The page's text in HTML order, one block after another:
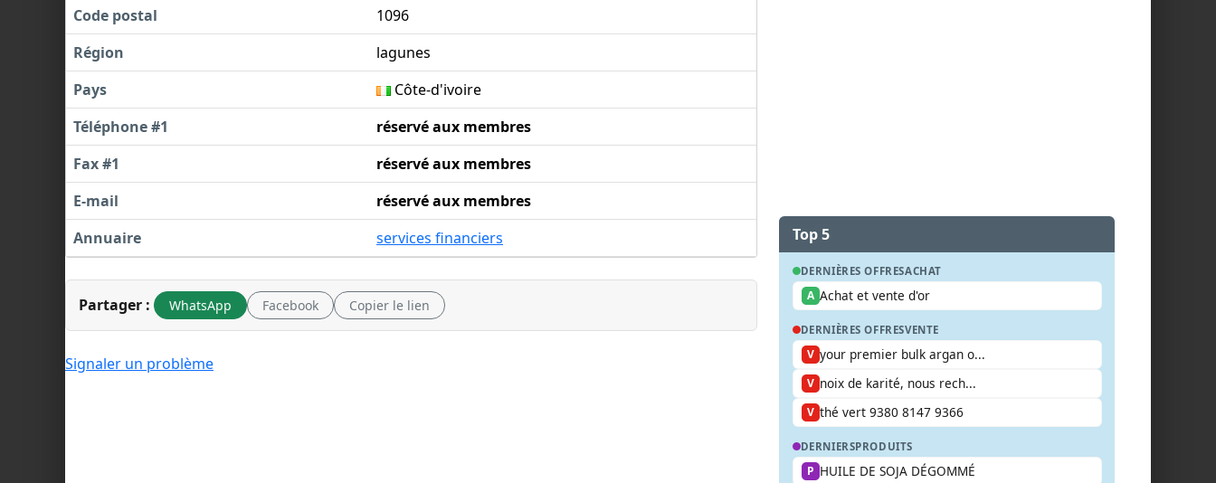
Code postal
1096
Région
lagunes
Pays
Côte-d'ivoire
Téléphone #1
réservé aux membres
Fax #1
réservé aux membres
E-mail
réservé aux membres
Annuaire
services financiers
Partager : WhatsApp Facebook Copier le lien
Signaler un problème
Top 5
DERNIÈRES OFFRESACHAT
A Achat et vente d'or
DERNIÈRES OFFRESVENTE
V your premier bulk argan o...
V noix de karité, nous rech...
V thé vert 9380 8147 9366
DERNIERSPRODUITS
P HUILE DE SOJA DÉGOMMÉ